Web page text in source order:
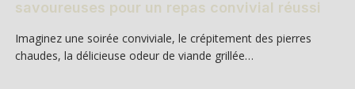
savoureuses pour un repas convivial réussi
Imaginez une soirée conviviale, le crépitement des pierres
chaudes, la délicieuse odeur de viande grillée…